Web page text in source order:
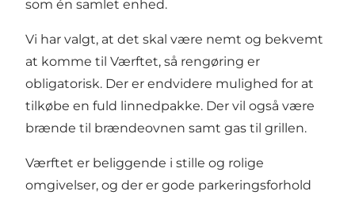
som én samlet enhed.
Vi har valgt, at det skal være nemt og bekvemt
at komme til Værftet, så rengøring er
obligatorisk. Der er endvidere mulighed for at
tilkøbe en fuld linnedpakke. Der vil også være
brænde til brændeovnen samt gas til grillen.
Værftet er beliggende i stille og rolige
omgivelser, og der er gode parkeringsforhold